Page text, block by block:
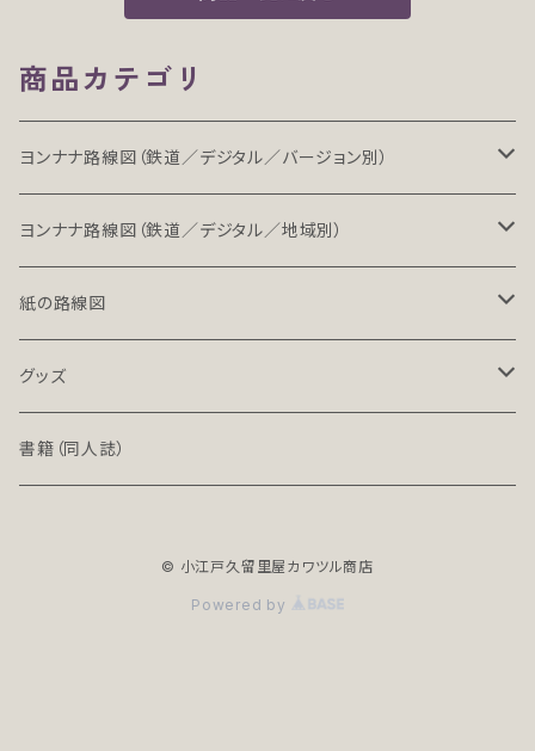
商品カテゴリ
ヨンナナ路線図（鉄道／デジタル／バージョン別）
LT（ライト）
LT-NC（ライト／ノンクレジット版）
PRO（プロ）
PRO-NC（プロ／ノンクレジット版）
ヨンナナ路線図（鉄道／デジタル／地域別）
北海道・東北地方の鉄道（デジタル）
関東地方の鉄道（デジタル）
中部地方の鉄道（デジタル）
紙の路線図
鉄道路線図
高速道路案内図
グッズ
文具（クリアファイル）
書籍（同人誌）
© 小江戸久留里屋カワツル商店
Powered by